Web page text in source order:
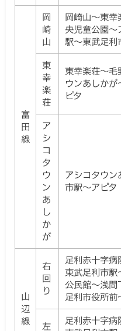
富
田
線
岡
崎
山
岡崎山～東
央児童公園～
駅～東武足利
東
幸
楽
荘
東幸楽荘～毛
ウンあしかが
ピタ
ア
シ
コ
タ
ウ
ン
あ
し
か
が
アシコタウン
市駅～アピタ
山
辺
線
右
回
り
足利赤十字病
東武足利市駅
公民館～浅間
足利市役所前
左
足利赤十字病